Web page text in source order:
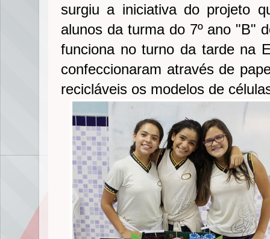
surgiu a iniciativa do projeto
alunos da turma do 7º ano "B"
funciona no turno da tarde na
confeccionaram através de
recicláveis os modelos de